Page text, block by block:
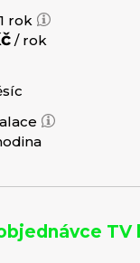
rok
/ rok
TV